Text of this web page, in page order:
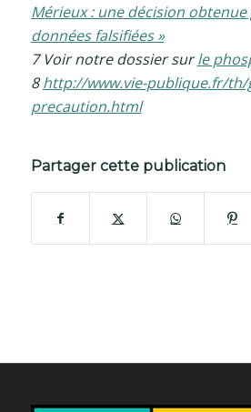
Mérieux : une décision obtenue
données falsifiées »
7 Voir notre dossier surle
8http://www.vie-publique.fr/
precaution.html
Partager cette publication